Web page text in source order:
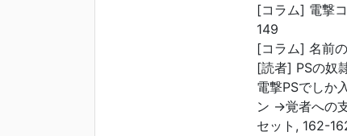
[コラム] 電撃
149
[コラム] 名前
[読者] PSの奴
電撃PSでしか
ン →覚者への
セット, 162-